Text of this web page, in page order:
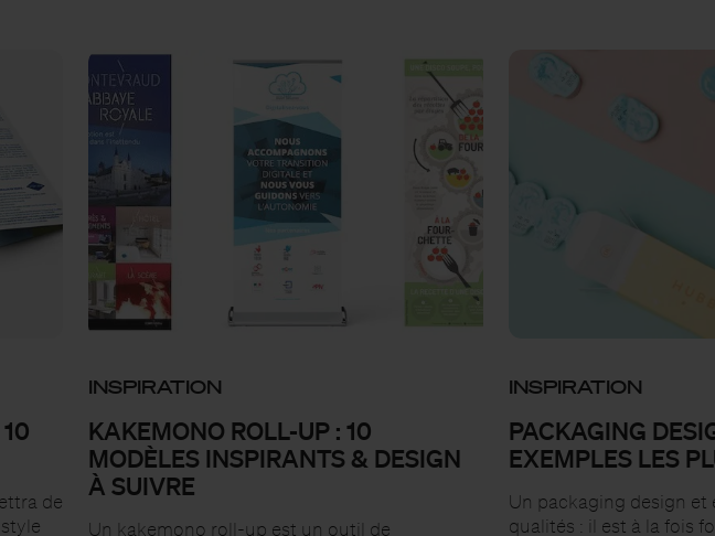
de
INSPIRATION
KAKEMONO ROLL-UP : 10
MODÈLES INSPIRANTS & DESIGN
À SUIVRE
Un kakemono roll-up est un outil de
INSPIRATION
PACKAGING
EXEMPLES LES
Un packaging design et
qualités : il est à la fois